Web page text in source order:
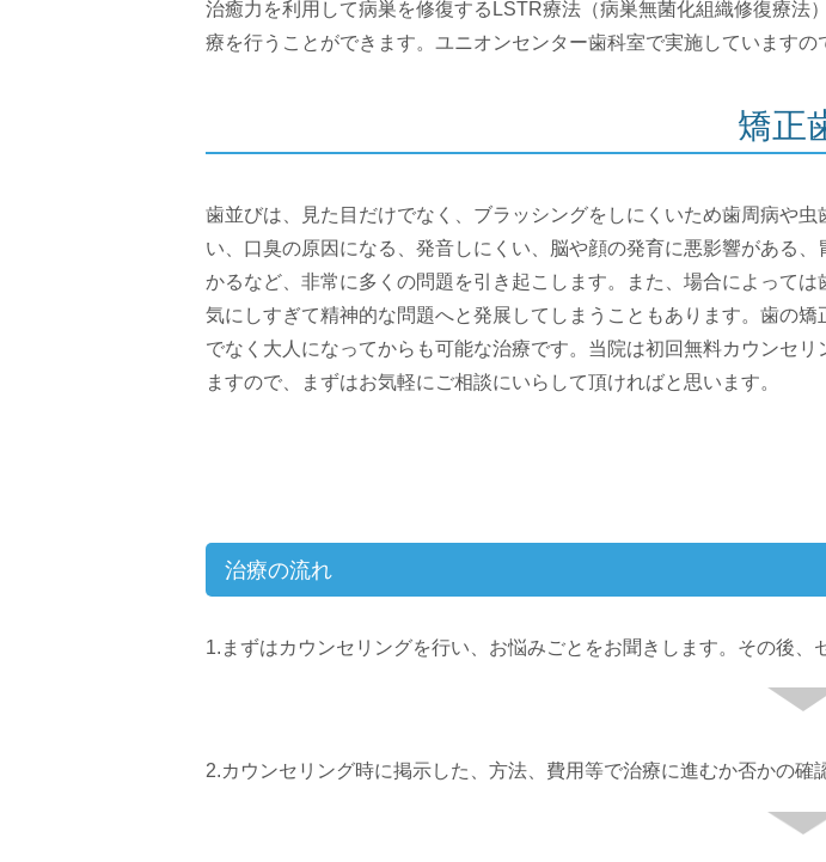
治癒力を利用して病巣を修復するLSTR療法（病巣無菌化組織修復療
療を行うことができます。ユニオンセンター歯科室で実施していますの
矯正
歯並びは、見た目だけでなく、ブラッシングをしにくいため歯周病や虫
い、口臭の原因になる、発音しにくい、脳や顔の発育に悪影響がある、
かるなど、非常に多くの問題を引き起こします。また、場合によっては
気にしすぎて精神的な問題へと発展してしまうこともあります。歯の矯
でなく大人になってからも可能な治療です。当院は初回無料カウンセリ
ますので、まずはお気軽にご相談にいらして頂ければと思います。
治療の流れ
1.まずはカウンセリングを行い、お悩みごとをお聞きします。その後、
2.カウンセリング時に掲示した、方法、費用等で治療に進むか否かの確